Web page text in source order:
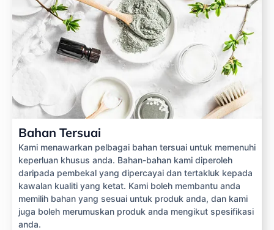
Bahan Tersuai
Kami menawarkan pelbagai bahan tersuai untuk memenuhi
keperluan khusus anda. Bahan-bahan kami diperoleh
daripada pembekal yang dipercayai dan tertakluk kepada
kawalan kualiti yang ketat. Kami boleh membantu anda
memilih bahan yang sesuai untuk produk anda, dan kami
juga boleh merumuskan produk anda mengikut spesifikasi
anda.